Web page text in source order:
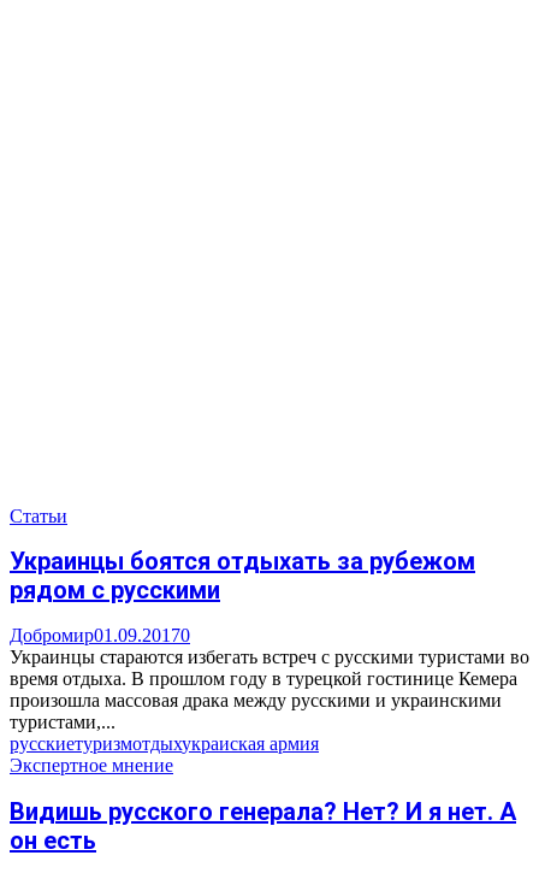
Статьи
Украинцы боятся отдыхать за рубежом
рядом с русскими
Добромир01.09.20170
Украинцы стараются избегать встреч с русскими туристами во
время отдыха. В прошлом году в турецкой гостинице Кемера
произошла массовая драка между русскими и украинскими
туристами,...
русскиетуризмотдыхукраиская армия
Экспертное мнение
Видишь русского генерала? Нет? И я нет. А
он есть